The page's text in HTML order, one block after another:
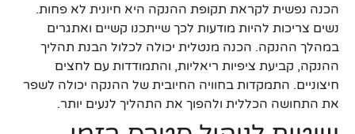
הכנה נפשית לקראת תקופת ההנקה היא חיונית לא פחות.
נשים צריכות להיות מודעות לכך שייתכנו קשיים ואתגרים
במהלך ההנקה. הכנה מנטלית יכולה לכלול הבנת תהליך
ההנקה, קביעת ציפיות ריאליות, והתמודדות עם לחצים
חיצוניים. התמקדות בחוויה החיובית של ההנקה יכולה לשפר
את התחושה הכללית ולהפוך את התהליך לנעים יותר.